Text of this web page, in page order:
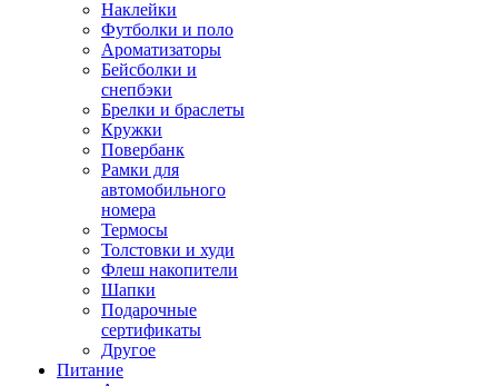
Наклейки
Футболки и поло
Ароматизаторы
Бейсболки и
снепбэки
Брелки и браслеты
Кружки
Повербанк
Рамки для
автомобильного
номера
Термосы
Толстовки и худи
Флеш накопители
Шапки
Подарочные
сертификаты
Другое
Питание